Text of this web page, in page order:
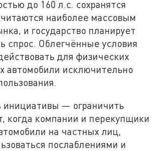
до 160 л.с. сохранятся
наиболее массовым
и государство планирует
спрос. Облегчённые условия
для физических
автомобили исключительно
инициативы — ограничить
когда компании и перекупщики
на частных лиц,
послаблениями и